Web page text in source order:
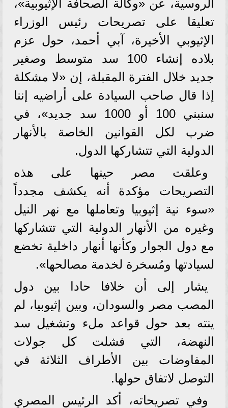
الروسية، عن «وكالة الصحافة الإثيوبية»،
تعليقا على تصريحات رئيس الوزراء
الإثيوبي الأخيرة، آبي أحمد، حول عزم
بلاده إنشاء 100 سد متوسط وصغير
جديد خلال الفترة المقبلة، إن «لا مشكلة
إذا قال صاحب السيادة على أراضيه إننا
سنبني 100 أو 1000 سد جديد»، في
ضرب لكل القوانين الخاصة بالأنهار
الدولية التي تتشاركها الدول.
وعلقت مصر حينها على هذه
التصريحات مؤكدة أنه يكشف مجدداً
«سوء نية إثيوبيا وتعاملها مع نهر النيل
وغيره من الأنهار الدولية التي تتشاركها
مع دول الجوار وكأنها أنهار داخلية تخضع
لسيادتها ومُسخرة لخدمة مصالحها».
يشار إلى أن خلافا حادا بين دول
المصب مصر والسودان، وبين إثيوبيا، لم
ينته بعد حول قواعد ملء وتشغيل سد
النهضة، التي فشلت كل جولات
المفاوضات بين الأطراف الثلاثة في
التوصل لاتفاق حولها.
وفي تصريحاته، أكد الرئيس المصري